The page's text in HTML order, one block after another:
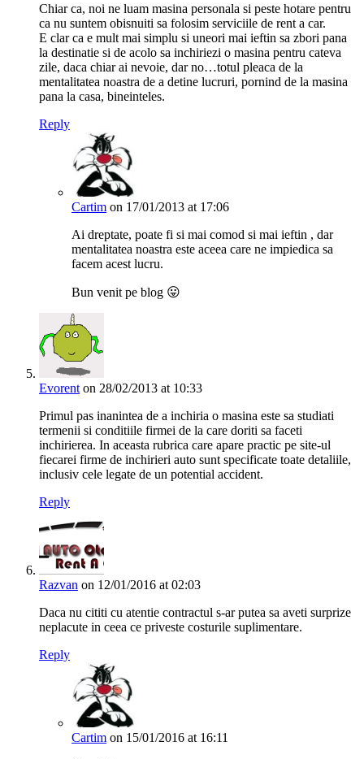
Chiar ca, noi ne luam masina personala si peste hotare pentru
ca nu suntem obisnuiti sa folosim serviciile de rent a car.
E clar ca e mult mai simplu si uneori mai ieftin sa zbori pana
la destinatie si de acolo sa inchiriezi o masina pentru cateva
zile, daca chiar ai nevoie, dar no…totul pleaca de la
mentalitatea noastra de a detine lucruri, pornind de la masina
pana la casa, bineinteles.
Reply
Cartim on 17/01/2013 at 17:06
Ai dreptate, poate fi si mai comod si mai ieftin , dar
mentalitatea noastra este aceea care ne impiedica sa
facem acest lucru.
Bun venit pe blog 😛
Evorent on 28/02/2013 at 10:33
Primul pas inanintea de a inchiria o masina este sa studiati
termenii si conditiile firmei de la care doriti sa faceti
inchirierea. In aceasta rubrica care apare practic pe site-ul
fiecarei firme de inchirieri auto sunt specificate toate detaliile,
inclusiv cele legate de un potential accident.
Reply
Razvan on 12/01/2016 at 02:03
Daca nu cititi cu atentie contractul s-ar putea sa aveti surprize
neplacute in ceea ce priveste costurile suplimentare.
Reply
Cartim on 15/01/2016 at 16:11